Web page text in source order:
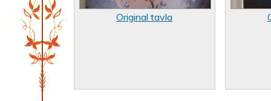
Original tavla